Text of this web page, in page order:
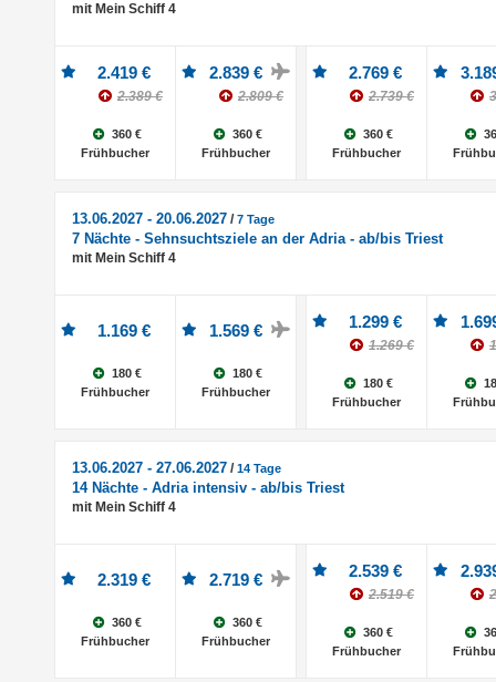
mit Mein Schiff 4
2.419 €
2.389 €
360 €
Frühbucher
2.839 €
2.809 €
360 €
Frühbucher
2.769 €
2.739 €
360 €
Frühbucher
13.06.2027 - 20.06.2027 /7 Tage
7 Nächte - Sehnsuchtsziele an der Adria - ab/bis Triest
mit Mein Schiff 4
1.169 €
180 €
Frühbucher
1.569 €
180 €
Frühbucher
1.299 €
1.269 €
180 €
Frühbucher
13.06.2027 - 27.06.2027 /14 Tage
14 Nächte - Adria intensiv - ab/bis Triest
mit Mein Schiff 4
2.319 €
360 €
Frühbucher
2.719 €
360 €
Frühbucher
2.539 €
2.519 €
360 €
Frühbucher